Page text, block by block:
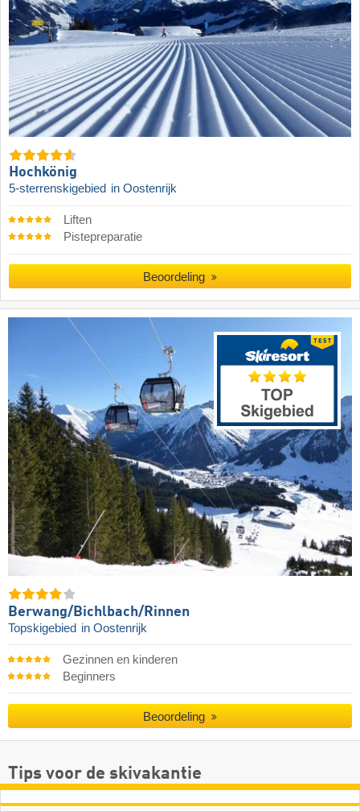
Hochkönig
5-sterrenskigebied in Oostenrijk
Liften
Pistepreparatie
Beoordeling
Berwang/​Bichlbach/​Rinnen
Topskigebied in Oostenrijk
Gezinnen en kinderen
Beginners
Beoordeling
Tips voor de skivakantie